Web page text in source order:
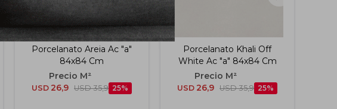
Porcelanato Areia Ac "a"
84x84 Cm
USD 26,9 USD 35,9 25
Porcelanato Khali Off
White Ac "a" 84x84 Cm
USD 26,9 USD 35,9 25